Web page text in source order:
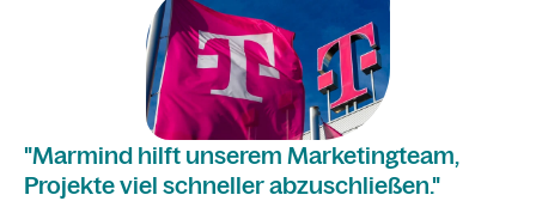
"Marmind hilft unserem Marketingteam,
Projekte viel schneller abzuschließen."